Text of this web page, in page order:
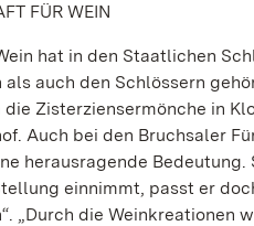
FÜR WEIN
hat in den Staatlichen
auch den Schlössern
Zisterziensermönche in
Auch bei den Bruchsaler
herausragende
einnimmt, passt er
„Durch die Weinkreationen